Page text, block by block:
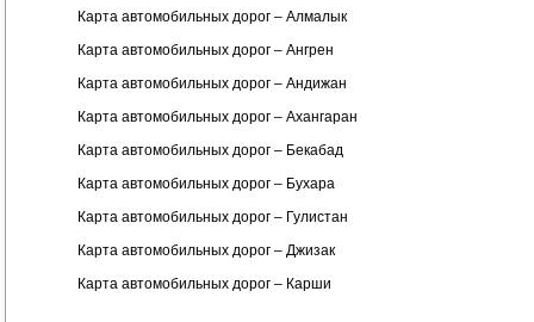
Карта автомобильных дорог – Алмалык
Карта автомобильных дорог – Ангрен
Карта автомобильных дорог – Андижан
Карта автомобильных дорог – Ахангаран
Карта автомобильных дорог – Бекабад
Карта автомобильных дорог – Бухара
Карта автомобильных дорог – Гулистан
Карта автомобильных дорог – Джизак
Карта автомобильных дорог – Карши